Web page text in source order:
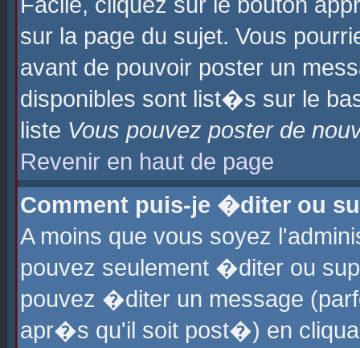
sur la page du sujet. Vous
avant de pouvoir poster un
disponibles sont list�s sur le
liste Vous pouvez poster de
Revenir en haut de page
Comment puis-je �diter ou
A moins que vous soyez
pouvez seulement �diter ou
pouvez �diter un message
apr�s qu'il soit post�) en